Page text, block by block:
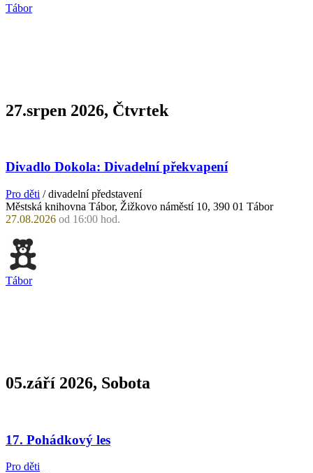
Tábor
27.srpen 2026, Čtvrtek
Divadlo Dokola: Divadelní překvapení
Pro děti / divadelní představení
Městská knihovna Tábor, Žižkovo náměstí 10, 390 01 Tábor
27.08.2026 od 16:00 hod.
Tábor
05.září 2026, Sobota
17. Pohádkový les
Pro děti